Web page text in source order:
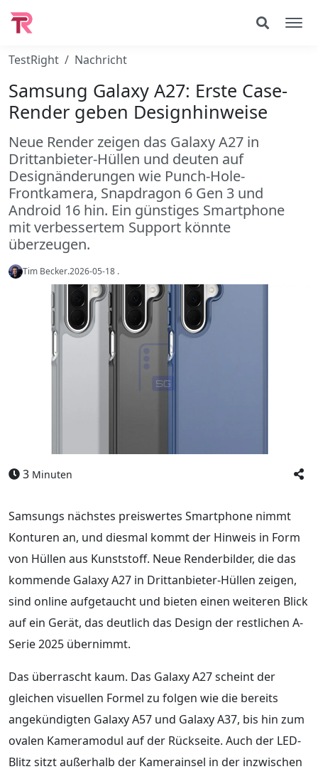
TestRight Nachricht
Samsung Galaxy A27: Erste Case-
Render geben Designhinweise
Neue Render zeigen das Galaxy A27 in
Drittanbieter-Hüllen und deuten auf
Designänderungen wie Punch-Hole-
Frontkamera, Snapdragon 6 Gen 3 und
Android 16 hin. Ein günstiges Smartphone
mit verbessertem Support könnte
überzeugen.
Tim Becker.2026-05-18 .
3 Minuten
Samsungs nächstes preiswertes Smartphone nimmt
Konturen an, und diesmal kommt der Hinweis in Form
von Hüllen aus Kunststoff. Neue Renderbilder, die das
kommende Galaxy A27 in Drittanbieter-Hüllen zeigen,
sind online aufgetaucht und bieten einen weiteren Blick
auf ein Gerät, das deutlich das Design der restlichen A-
Serie 2025 übernimmt.
Das überrascht kaum. Das Galaxy A27 scheint der
gleichen visuellen Formel zu folgen wie die bereits
angekündigten Galaxy A57 und Galaxy A37, bis hin zum
ovalen Kameramodul auf der Rückseite. Auch der LED-
Blitz sitzt außerhalb der Kamerainsel in der inzwischen